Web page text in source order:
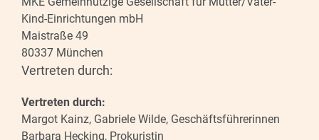
Kind-Einrichtungen mbH
Maistraße 49
80337 München
Vertreten durch:
Vertreten durch:
Margot Kainz, Gabriele Wilde, Geschäftsführerinnen
Barbara Hecking, Prokuristin